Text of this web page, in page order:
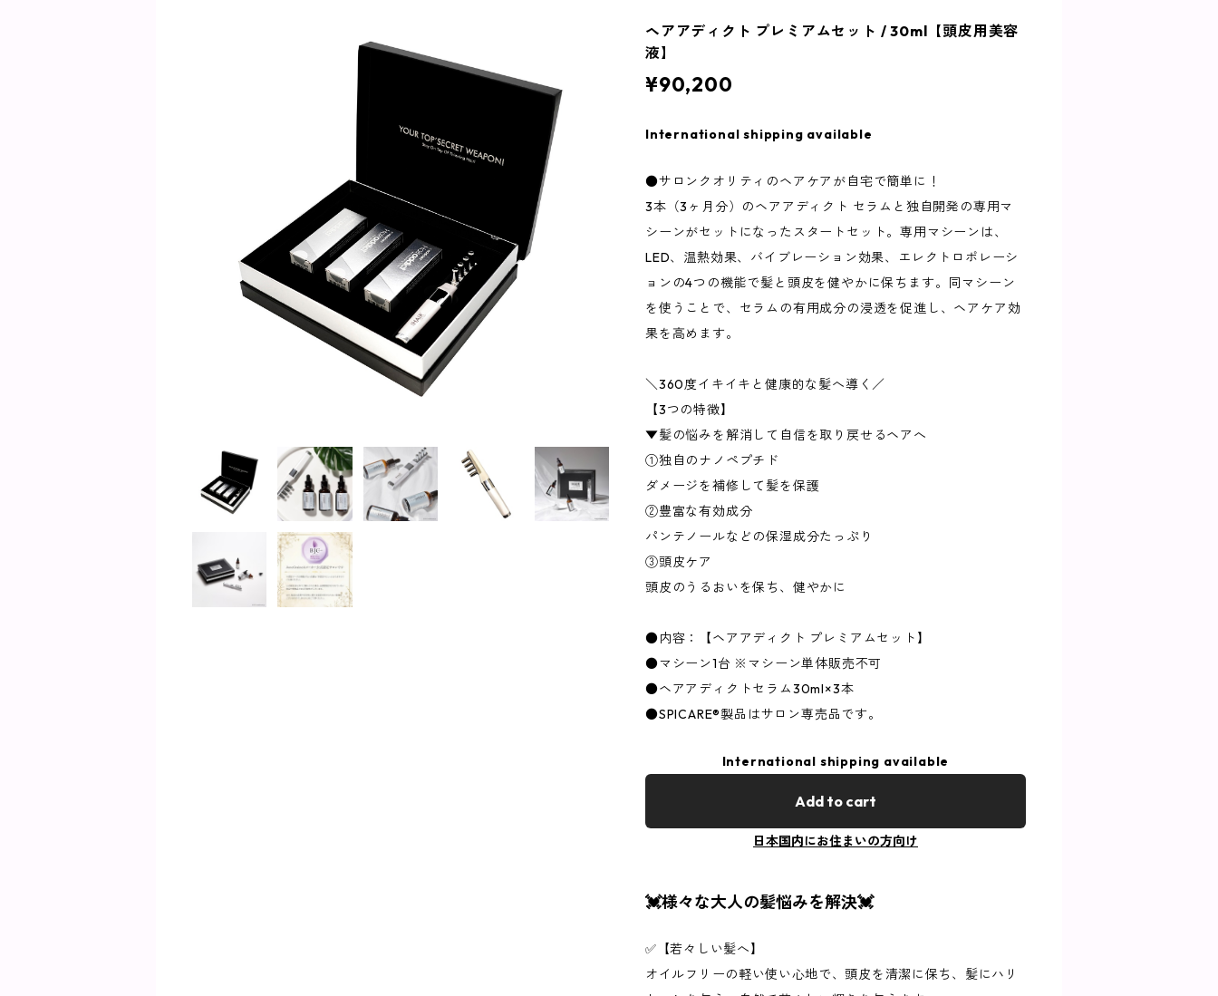
ヘアアディクト プレミアムセット / 30ml【頭皮用美容
液】
¥90,200
International shipping available
●サロンクオリティのヘアケアが自宅で簡単に！
3本（3ヶ月分）のヘアアディクト セラムと独自開発の専用マ
シーンがセットになったスタートセット。専用マシーンは、
LED、温熱効果、バイブレーション効果、エレクトロポレーシ
ョンの4つの機能で髪と頭皮を健やかに保ちます。同マシーン
を使うことで、セラムの有用成分の浸透を促進し、ヘアケア効
果を高めます。
＼360度イキイキと健康的な髪へ導く／
【3つの特徴】
▼髪の悩みを解消して自信を取り戻せるヘアへ
①独自のナノペプチド
ダメージを補修して髪を保護
②豊富な有効成分
パンテノールなどの保湿成分たっぷり
③頭皮ケア
頭皮のうるおいを保ち、健やかに
●内容：【ヘアアディクト プレミアムセット】
●マシーン1台 ※マシーン単体販売不可
●ヘアアディクトセラム30ml×3本
●SPICARE®製品はサロン専売品です。
International shipping available
Add to cart
日本国内にお住まいの方向け
💓様々な大人の髪悩みを解決💓
✅【若々しい髪へ】
オイルフリーの軽い使い心地で、頭皮を清潔に保ち、髪にハリ